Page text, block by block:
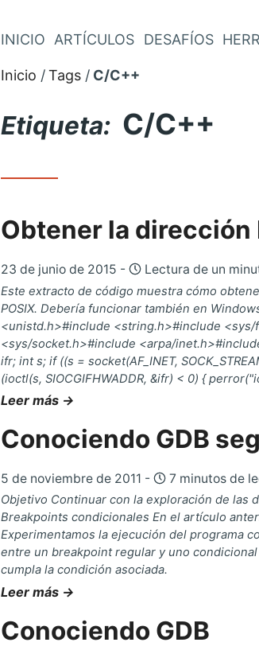
Saltar
al
INICIO ARTÍCULOS DESAFÍOS
Inicio Tags C/C++
Etiqueta: C/C++
Obtener la dirección
23 de junio de 2015 - Lectura de un
Este extracto de código muestra cómo
POSIX. Debería funcionar también en
<unistd.h>#include <string.h>#include
<sys/socket.h>#include <arpa/
ifr; int s; if ((s = socket(AF_INET,
(ioctl(s, SIOCGIFHWADDR, &ifr) < 0) {
Leer más →
Conociendo GDB
5 de noviembre de 2011 - 7 minutos de
Objetivo Continuar con la exploración de las
Breakpoints condicionales En el artículo
Experimentamos la ejecución del programa
entre un breakpoint regular y uno
cumpla la condición asociada.
Leer más →
Conociendo GDB